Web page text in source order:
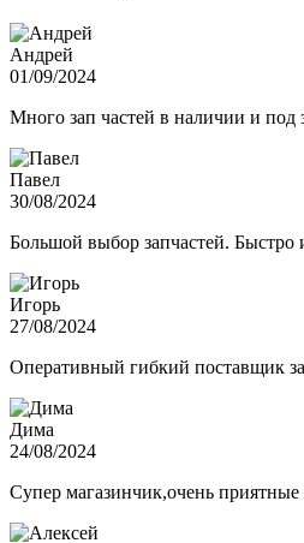
Андрей
01/09/2024
Много зап частей в наличии и
Павел
30/08/2024
Большой выбор запчастей. Быстро
Игорь
27/08/2024
Оперативный гибкий поставщик
Дима
24/08/2024
Супер магазинчик,очень